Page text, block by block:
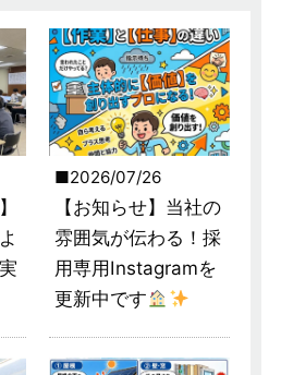
2026/07/26
【お知らせ】当社の
雰囲気が伝わる！採
用専用Instagramを
更新中です